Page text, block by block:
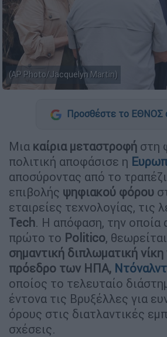
(AP Photo/Jacquelyn Martin)
Προσθέστε το ΕΘΝΟΣ
Μια καίρια μεταστροφή στη
πολιτική αποφάσισε η
αποσύροντας από το
επιβολής ψηφιακού φόρου
εταιρείες τεχνολογίας, τις
Tech. Η απόφαση, την οποία
πρώτο το Politico,
σημαντική διπλωματική νίκη
πρόεδρο των ΗΠΑ,
οποίος το τελευταίο
έντονα τις Βρυξέλλες για
όρους στις διατλαντικές
σχέσεις.